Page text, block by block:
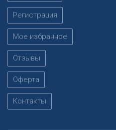
Регистрация
Мое избранное
Отзывы
Оферта
Контакты